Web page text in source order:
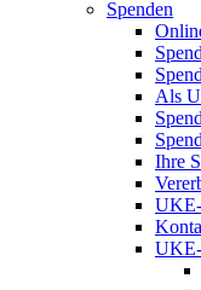
Spenden
Als
Ihre